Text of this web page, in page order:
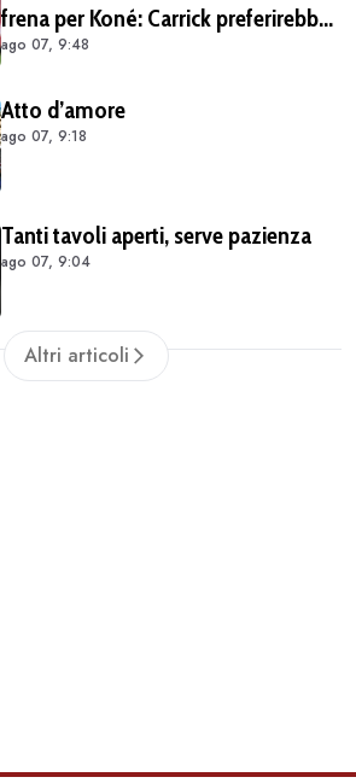
frena per Koné: Carrick preferirebbe
altri profili
ago 07, 9:48
Atto d’amore
ago 07, 9:18
Tanti tavoli aperti, serve pazienza
ago 07, 9:04
Altri articoli